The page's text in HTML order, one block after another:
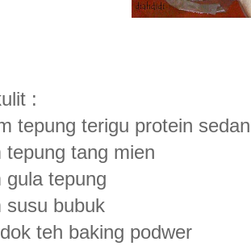
:
tepung terigu protein
tepung tang mien
gula tepung
susu bubuk
teh baking podwer